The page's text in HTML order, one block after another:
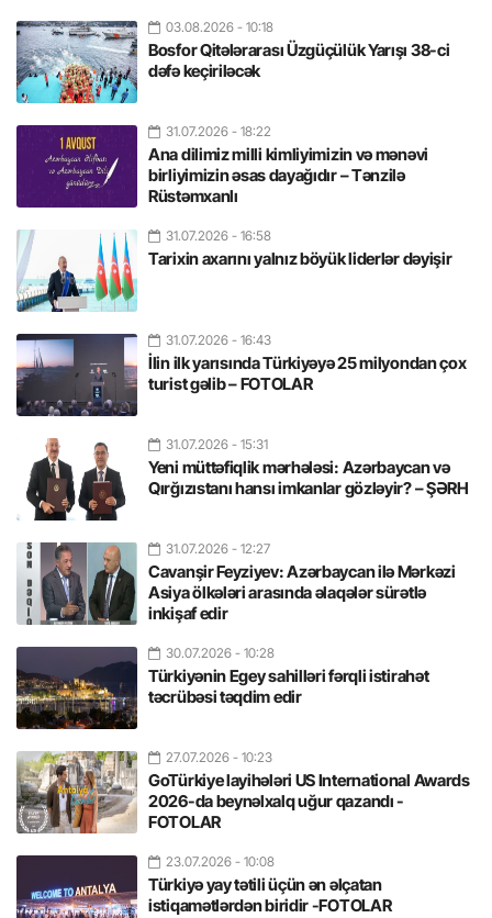
03.08.2026 - 10:18
Bosfor Qitələrarası Üzgüçülük Yarışı 38-ci
dəfə keçiriləcək
31.07.2026 - 18:22
Ana dilimiz milli kimliyimizin və mənəvi
birliyimizin əsas dayağıdır – Tənzilə
Rüstəmxanlı
31.07.2026 - 16:58
Tarixin axarını yalnız böyük liderlər dəyişir
31.07.2026 - 16:43
İlin ilk yarısında Türkiyəyə 25 milyondan çox
turist gəlib – FOTOLAR
31.07.2026 - 15:31
Yeni müttəfiqlik mərhələsi: Azərbaycan və
Qırğızıstanı hansı imkanlar gözləyir? – ŞƏRH
31.07.2026 - 12:27
Cavanşir Feyziyev: Azərbaycan ilə Mərkəzi
Asiya ölkələri arasında əlaqələr sürətlə
inkişaf edir
30.07.2026 - 10:28
Türkiyənin Egey sahilləri fərqli istirahət
təcrübəsi təqdim edir
27.07.2026 - 10:23
GoTürkiye layihələri US International Awards
2026-da beynəlxalq uğur qazandı -
FOTOLAR
23.07.2026 - 10:08
Türkiyə yay tətili üçün ən əlçatan
istiqamətlərdən biridir -FOTOLAR